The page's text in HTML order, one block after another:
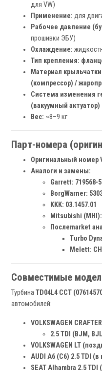
для VW)
Применение: для
Рабочее давление
прошивки ЭБУ)
Охлаждение:
Тип крепления:
Материал
(компрессор) /
Система изменения
(вакуумный актуатор)
Вес: ~8–9 кг
Парт-номера
Оригинальный номер
Аналоги и замены:
Garrett: 719568-
BorgWarner:
KKK: 03.1457.01
Mitsubishi (MHI):
Послеmarket
Turbo
Melett:
Совместимые
ТурбинаTD04L4 CCT
автомобилей:
VOLKSWAGEN
2.5 TDI (BJM,
VOLKSWAGEN LT
AUDI A6 (C6) 2.5 TDI
SEAT Alhambra 2.5